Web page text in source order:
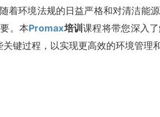
着环境法规的日益严格和对清洁能
。本Promax培训课程将带您深入
键过程，以实现更高效的环境管理和